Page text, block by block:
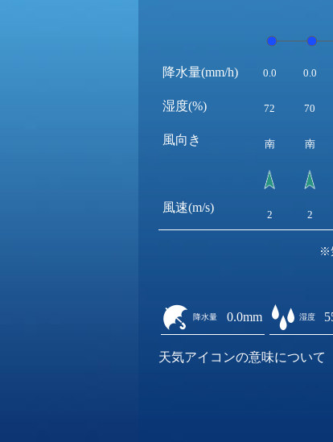
降水量(mm/h)
湿度(%)
風向き
風速(m/s)
0.0 0.0
72 70
南 南
2 2
※
降水量 0.0mm 湿度
天気アイコンの意味について